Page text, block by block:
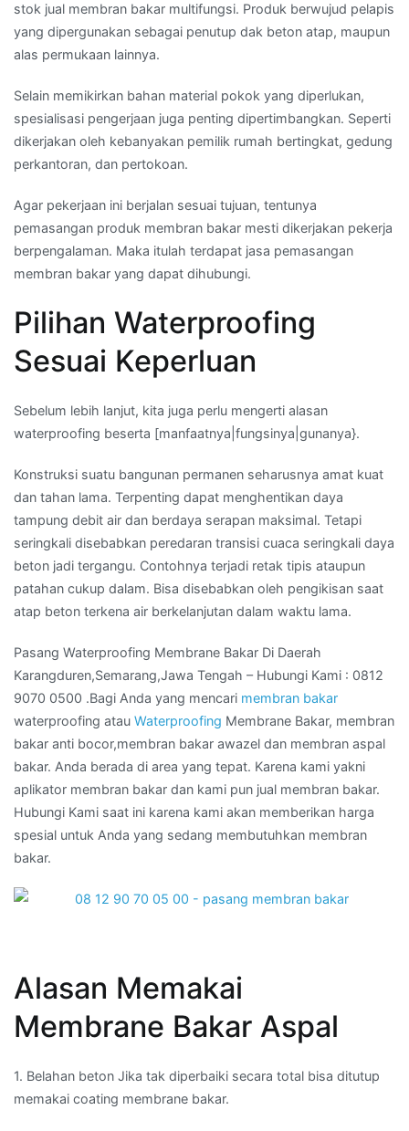
stok jual membran bakar multifungsi. Produk berwujud pelapis
yang dipergunakan sebagai penutup dak beton atap, maupun
alas permukaan lainnya.
Selain memikirkan bahan material pokok yang diperlukan,
spesialisasi pengerjaan juga penting dipertimbangkan. Seperti
dikerjakan oleh kebanyakan pemilik rumah bertingkat, gedung
perkantoran, dan pertokoan.
Agar pekerjaan ini berjalan sesuai tujuan, tentunya
pemasangan produk membran bakar mesti dikerjakan pekerja
berpengalaman. Maka itulah terdapat jasa pemasangan
membran bakar yang dapat dihubungi.
Pilihan Waterproofing
Sesuai Keperluan
Sebelum lebih lanjut, kita juga perlu mengerti alasan
waterproofing beserta [manfaatnya|fungsinya|gunanya}.
Konstruksi suatu bangunan permanen seharusnya amat kuat
dan tahan lama. Terpenting dapat menghentikan daya
tampung debit air dan berdaya serapan maksimal. Tetapi
seringkali disebabkan peredaran transisi cuaca seringkali daya
beton jadi tergangu. Contohnya terjadi retak tipis ataupun
patahan cukup dalam. Bisa disebabkan oleh pengikisan saat
atap beton terkena air berkelanjutan dalam waktu lama.
Pasang Waterproofing Membrane Bakar Di Daerah
Karangduren,Semarang,Jawa Tengah – Hubungi Kami : 0812
9070 0500 .Bagi Anda yang mencari membran bakar
waterproofing atau Waterproofing Membrane Bakar, membran
bakar anti bocor,membran bakar awazel dan membran aspal
bakar. Anda berada di area yang tepat. Karena kami yakni
aplikator membran bakar dan kami pun jual membran bakar.
Hubungi Kami saat ini karena kami akan memberikan harga
spesial untuk Anda yang sedang membutuhkan membran
bakar.
Alasan Memakai
Membrane Bakar Aspal
1. Belahan beton Jika tak diperbaiki secara total bisa ditutup
memakai coating membrane bakar.